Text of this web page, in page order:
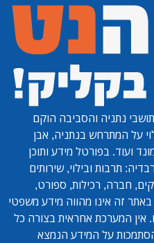
נתניה והסביבה הוקם
על המתרחש בנתניה, אבן
ועוד. בפורטל מידע ותוכן
תרבות ובילוי, שירותים
חברה, רכילות, ספורט,
זה אינו מהווה מידע משפטי
אין המערכת אחראית בצורה כל
על המידע הנמצא